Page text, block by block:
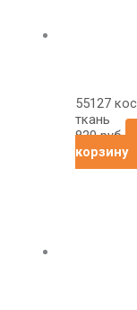
55127
ткань
820руб
корзину